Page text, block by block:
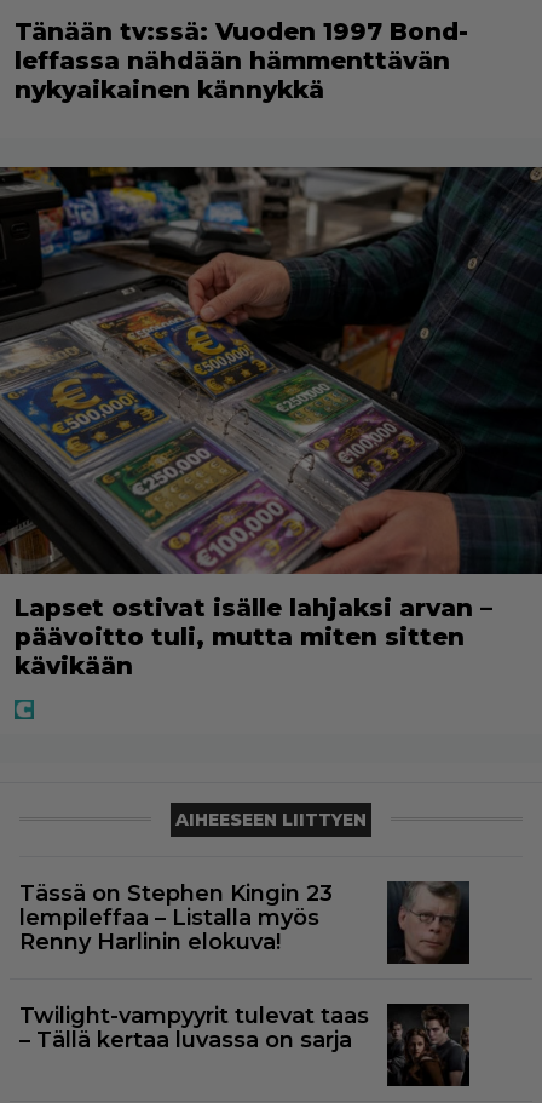
Tänään tv:ssä: Vuoden 1997 Bond-
leffassa nähdään hämmenttävän
nykyaikainen kännykkä
Lapset ostivat isälle lahjaksi arvan –
päävoitto tuli, mutta miten sitten
kävikään
AIHEESEEN LIITTYEN
Tässä on Stephen Kingin 23
lempileffaa – Listalla myös
Renny Harlinin elokuva!
Twilight-vampyyrit tulevat taas
– Tällä kertaa luvassa on sarja